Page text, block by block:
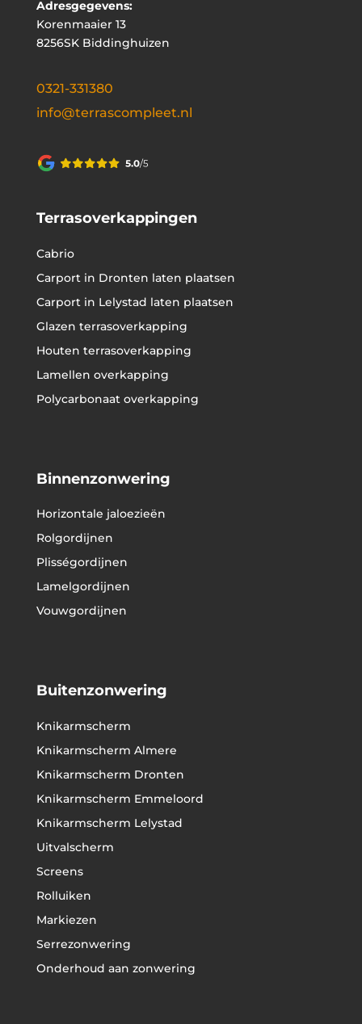
Adresgegevens:
Korenmaaier 13
8256SK Biddinghuizen
0321-331380
info@terrascompleet.nl
Terrasoverkappingen
Cabrio
Carport in Dronten laten plaatsen
Carport in Lelystad laten plaatsen
Glazen terrasoverkapping
Houten terrasoverkapping
Lamellen overkapping
Polycarbonaat overkapping
Binnenzonwering
Horizontale jaloezieën
Rolgordijnen
Plisségordijnen
Lamelgordijnen
Vouwgordijnen
Buitenzonwering
Knikarmscherm
Knikarmscherm Almere
Knikarmscherm Dronten
Knikarmscherm Emmeloord
Knikarmscherm Lelystad
Uitvalscherm
Screens
Rolluiken
Markiezen
Serrezonwering
Onderhoud aan zonwering